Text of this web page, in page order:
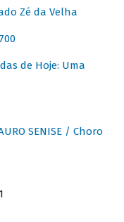
Zé da Velha
de Hoje: Uma
SENISE / Choro